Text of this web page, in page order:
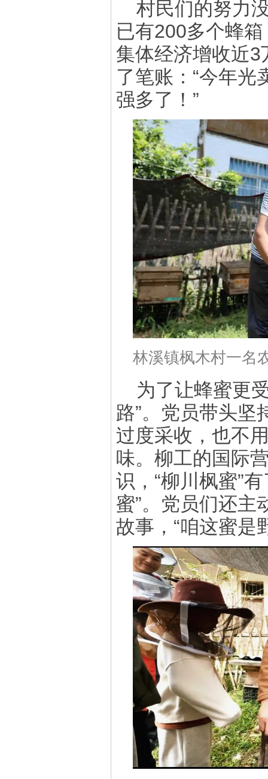
村民们的努力
已有200多个蜂
集体经济增收近
了笔账：“今年光
强多了！”
林溪镇枫木村一名
为了让蜂蜜更
路”。党员带头坚
过度采收，也不
味。柳工的国际
识，“柳川枫蜜”
蜜”。党员们还主
故事，“咱这蜜是